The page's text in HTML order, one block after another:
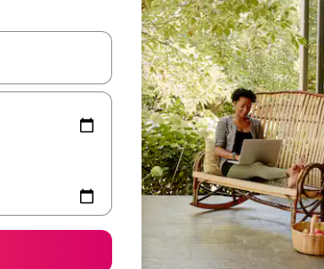
看，或通过点击或滑动手势浏览。